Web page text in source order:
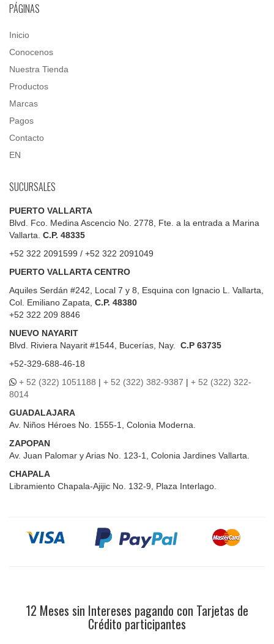
PÁGINAS
Inicio
Conocenos
Nuestra Tienda
Productos
Marcas
Pagos
Contacto
EN
SUCURSALES
PUERTO VALLARTA
Blvd. Fco. Medina Ascencio No. 2778, Fte. a la entrada a Marina
Vallarta. C.P. 48335
+52 322 2091599 / +52 322 2091049
PUERTO VALLARTA CENTRO
Aquiles Serdán #242, Local 7 y 8, Esquina con Ignacio L. Vallarta,
Col. Emiliano Zapata, C.P. 48380
+52 322 209 8846
NUEVO NAYARIT
Blvd.
Riviera Nayarit #1544, Bucerías, Nay. C.P 63735
+52-329-688-46-18
+ 52 (322) 1051188 | + 52 (322) 382-9387 | + 52 (322) 322-
8014
GUADALAJARA
Av. Niños Héroes No. 1555-1, Colonia Moderna.
ZAPOPAN
Av. Juan Palomar y Arias No. 123-1, Colonia Jardines Vallarta.
CHAPALA
Libramiento Chapala-Ajijic No. 132-9, Plaza Interlago.
12 Meses sin Intereses pagando con Tarjetas de
Crédito participantes